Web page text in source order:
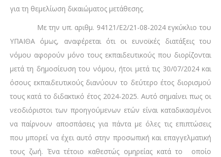
για τη θεμελίωση δικαιώματος μετάθεσης.
Με την υπ. αριθμ. 94121/Ε2/21-08-2024 εγκύκλιο του
ΥΠΑΙΘΑ όμως, αναφέρεται ότι οι ευνοϊκές διατάξεις του
νόμου αφορούν μόνο τους εκπαιδευτικούς που διορίζονται
μετά τη δημοσίευση του νόμου, ήτοι μετά τις 30/07/2024 και
όσους εκπαιδευτικούς διανύουν το δεύτερο έτος διορισμού
τους κατά το διδακτικό έτος 2024-2025. Αυτό σημαίνει πως οι
νεοδιόριστοι των προηγούμενων ετών είναι καταδικασμένοι
να παίρνουν αποσπάσεις για πάντα με όλες τις επιπτώσεις
που μπορεί να έχει αυτό στην προσωπική και επαγγελματική
τους ζωή. Ένα τέτοιο καθεστώς ομηρείας κατά το οποίο